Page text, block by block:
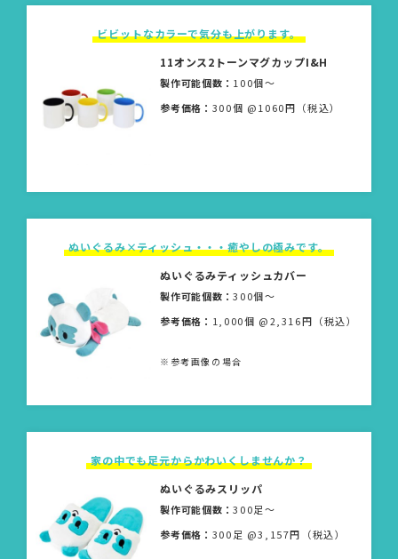
ビビットなカラーで気分も上がります。
11オンス2トーンマグカップI&H
製作可能個数： 100個〜
参考価格： 300個 @1060円（税込）
ぬいぐるみ×ティッシュ・・・癒やしの極みです。
ぬいぐるみティッシュカバー
製作可能個数：300個〜
参考価格： 1,000個 @2,316円（税込）
※参考画像の場合
家の中でも足元からかわいくしませんか？
ぬいぐるみスリッパ
製作可能個数：300足〜
参考価格： 300足 @3,157円（税込）